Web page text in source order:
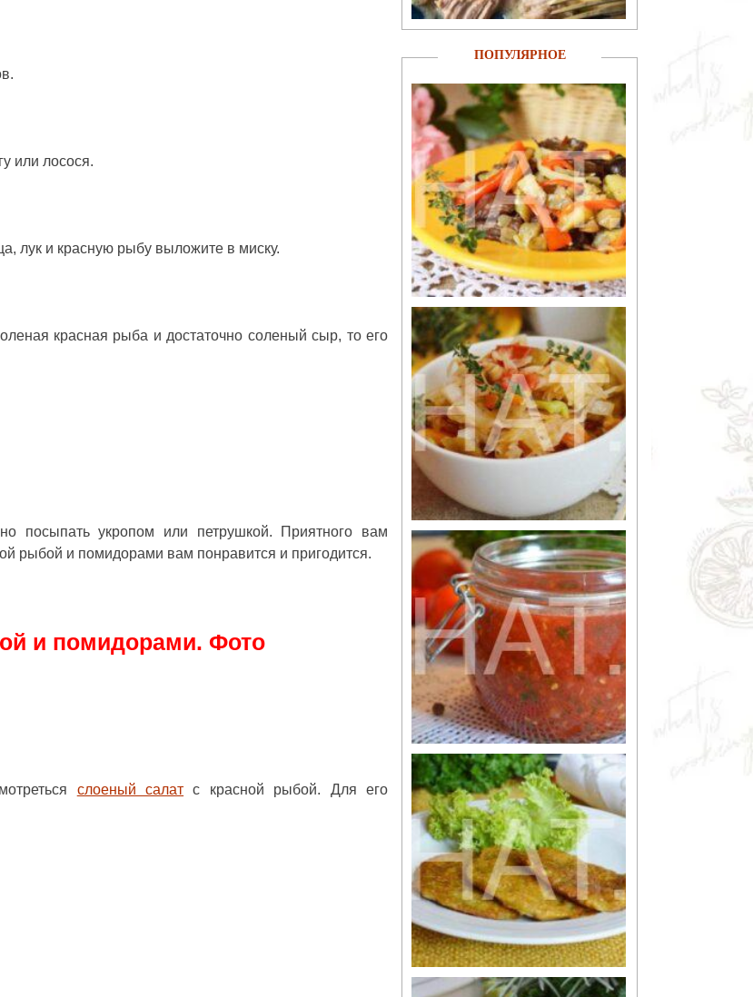
или лосося.
лук и красную рыбу выложите в миску.
красная рыба и достаточно соленый сыр, то его
посыпать укропом или петрушкой. Приятного вам
рыбой и помидорами вам понравится и пригодится.
и помидорами. Фото
слоеный салат с красной рыбой. Для его
ПОПУЛЯРНОЕ